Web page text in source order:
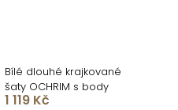
Bílé dlouhé krajkované
šaty OCHRIM s body
1 119 Kč